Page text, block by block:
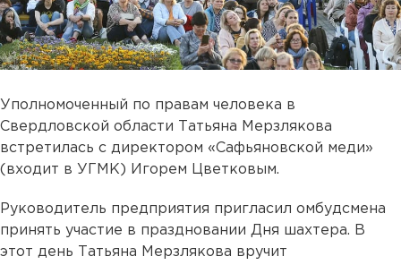
Уполномоченный по правам человека в
Свердловской области Татьяна Мерзлякова
встретилась с директором «Сафьяновской меди»
(входит в УГМК) Игорем Цветковым.
Руководитель предприятия пригласил омбудсмена
принять участие в праздновании Дня шахтера. В
этот день Татьяна Мерзлякова вручит